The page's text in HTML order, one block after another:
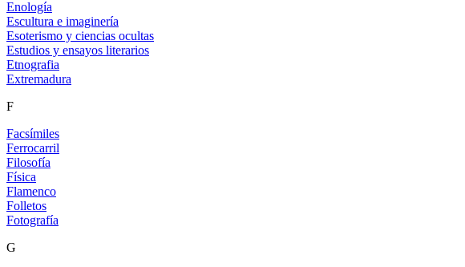
Enología
Escultura e imaginería
Esoterismo y ciencias ocultas
Estudios y ensayos literarios
Etnografia
Extremadura
F
Facsímiles
Ferrocarril
Filosofía
Física
Flamenco
Folletos
Fotografía
G